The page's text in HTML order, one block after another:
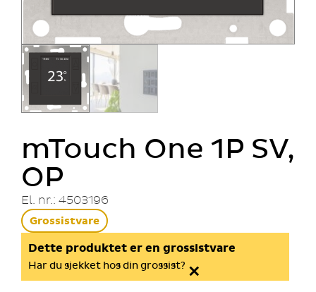
mTouch One 1P SV,
OP
El. nr.: 4503196
Grossistvare
Dette produktet er en grossistvare
Har du sjekket hos din grossist? ×